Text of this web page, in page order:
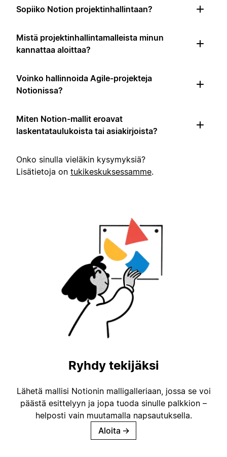
Sopiiko Notion projektinhallintaan?
Mistä projektinhallintamalleista minun
kannattaa aloittaa?
Voinko hallinnoida Agile-projekteja
Notionissa?
Miten Notion-mallit eroavat
laskentataulukoista tai asiakirjoista?
Onko sinulla vieläkin kysymyksiä?
Lisätietoja on tukikeskuksessamme.
Ryhdy tekijäksi
Lähetä mallisi Notionin malligalleriaan, jossa se voi
päästä esittelyyn ja jopa tuoda sinulle palkkion –
helposti vain muutamalla napsautuksella.
Aloita →